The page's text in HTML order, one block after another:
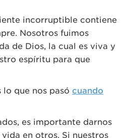
incorruptible contiene
Nosotros fuimos
de Dios, la cual es viva y
espíritu para que
lo que nos pasó cuando
es importante darnos
en otros. Si nuestros